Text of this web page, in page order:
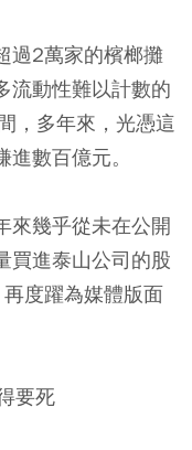
過2萬家的檳榔攤
流動性難以計數的
，多年來，光憑這
數百億元。
來幾乎從未在公開
買進泰山公司的股
度躍為媒體版面
要死